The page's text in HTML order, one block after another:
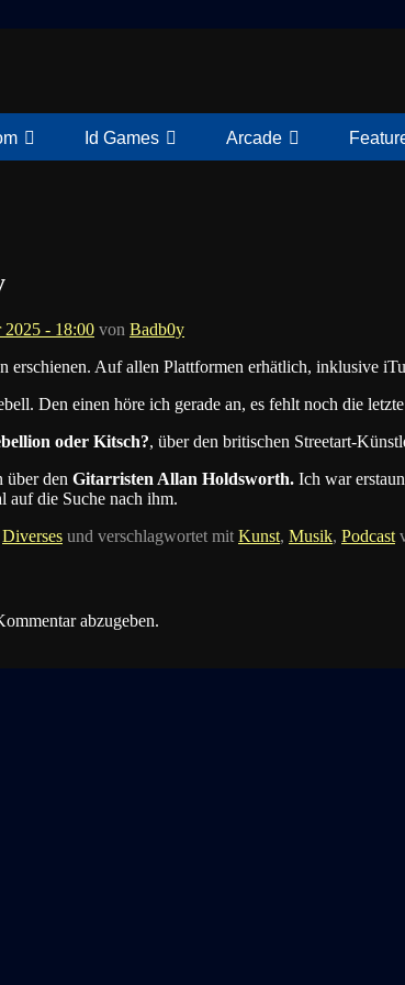
Id Games Arcade
2025 - 18:00 von Badb0y
erschienen. Auf allen Plattformen erhätlich, inklusive
Den einen höre ich gerade an, es fehlt noch die
oder Kitsch?, über den britischen Streetart-
über den Gitarristen Allan Holdsworth. Ich war
auf die Suche nach ihm.
Diverses und verschlagwortet mit Kunst, Musik, Podcast
abzugeben.